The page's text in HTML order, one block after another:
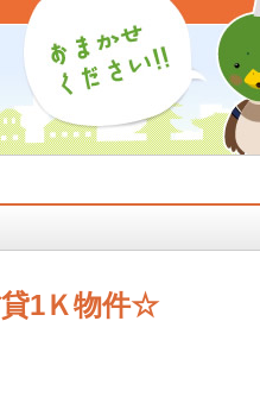
1Ｋ物件☆